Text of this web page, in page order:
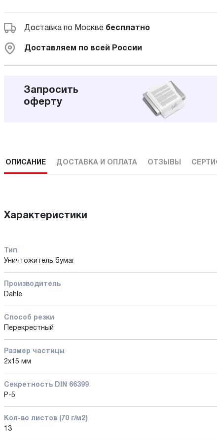
Доставка по Москве бесплатно
Доставляем по всей России
Запросить
оферту
ОПИСАНИЕ ДОСТАВКА И ОПЛАТА ОТЗЫВЫ
Характеристики
Тип
Уничтожитель бумаг
Производитель
Dahle
Способ резки
Перекрестный
Размер частицы
2х15 мм
Секретность DIN 66399
P-5
Кол-во листов (70 г/м2)
13